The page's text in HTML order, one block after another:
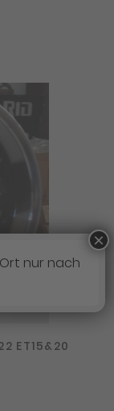
ET15&20
nur nach
×